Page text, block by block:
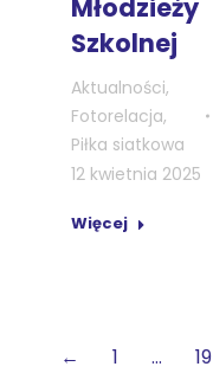
Młodzieży
Szkolnej
Aktualności,
Fotorelacja,
Piłka siatkowa
12 kwietnia 2025
Więcej
← 1 … 19